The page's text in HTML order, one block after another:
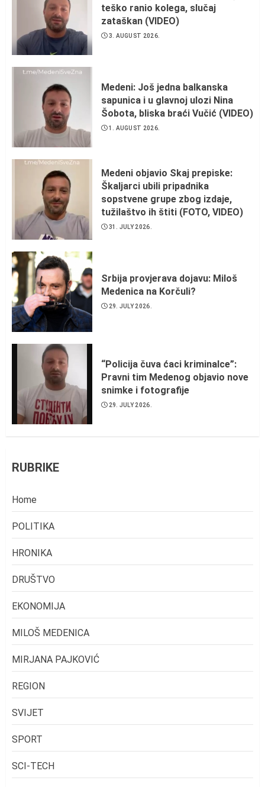
teško ranio kolega, slučaj
zataškan (VIDEO)
3. AUGUST 2026.
Medeni: Još jedna balkanska
sapunica i u glavnoj ulozi Nina
Šobota, bliska braći Vučić (VIDEO)
1. AUGUST 2026.
Medeni objavio Skaj prepiske:
Škaljarci ubili pripadnika
sopstvene grupe zbog izdaje,
tužilaštvo ih štiti (FOTO, VIDEO)
31. JULY 2026.
Srbija provjerava dojavu: Miloš
Medenica na Korčuli?
29. JULY 2026.
“Policija čuva ćaci kriminalce”:
Pravni tim Medenog objavio nove
snimke i fotografije
29. JULY 2026.
RUBRIKE
Home
POLITIKA
HRONIKA
DRUŠTVO
EKONOMIJA
MILOŠ MEDENICA
MIRJANA PAJKOVIĆ
REGION
SVIJET
SPORT
SCI-TECH